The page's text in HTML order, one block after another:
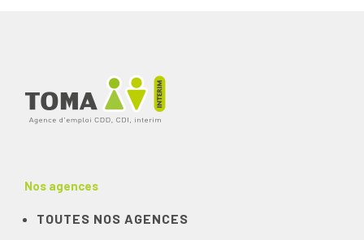
Nos agences
TOUTES NOS AGENCES